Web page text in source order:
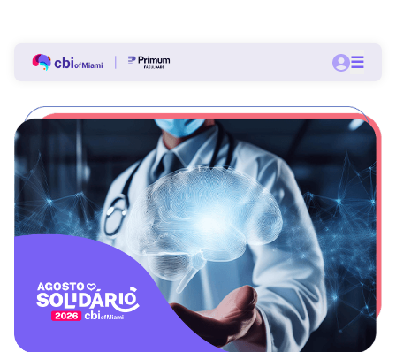
Bolsas a partir de 60% nas pós-graduações do CBI.
☰